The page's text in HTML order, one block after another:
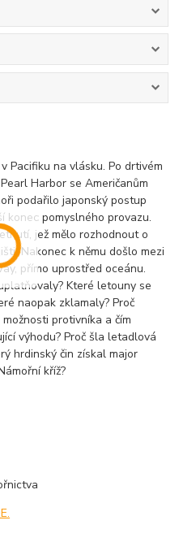
Pacifiku na vlásku. Po drtivém
Harbor se Američanům
podařilo japonský postup
pomyslného provazu.
jež mělo rozhodnout o
Nakonec k němu došlo mezi
přímo uprostřed oceánu.
Které letouny se
naopak zklamaly? Proč
protivníka a čím
výhodu? Proč šla letadlová
hrdinský čin získal major
kříž?